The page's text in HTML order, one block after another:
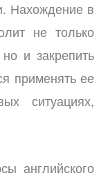
Нахождение в
не только
и закрепить
применять ее
ситуациях,
английского